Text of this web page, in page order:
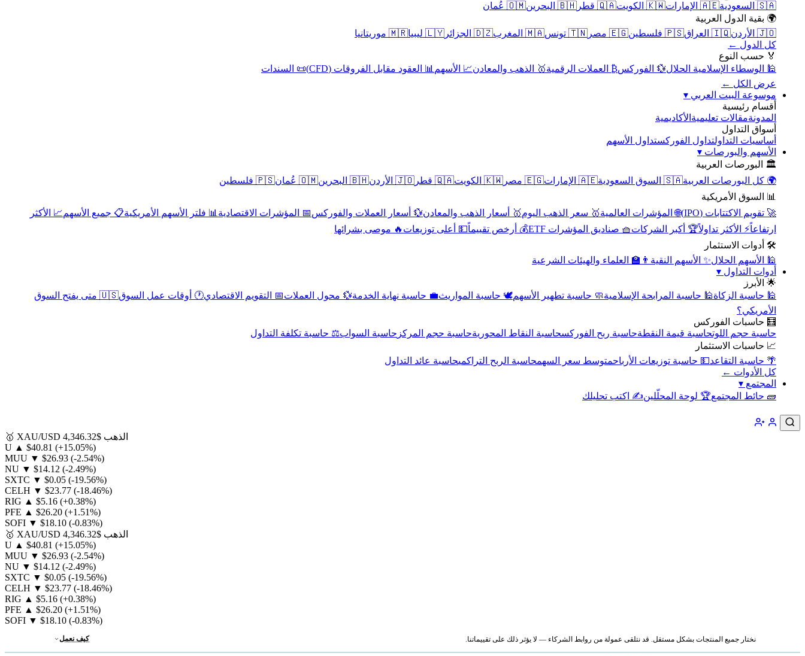
🇸🇦 السعودية
🇦🇪 الإمارات 🇰🇼 الكويت 🇶🇦 قطر 🇧🇭 البحرين
🇴🇲 عُمان
🌍 بقية الدول العربية
🇯🇴 الأردن
🇮🇶 العراق 🇵🇸 فلسطين 🇪🇬 مصر 🇹🇳 تونس 🇲🇦 المغرب 🇩🇿 الجزائر 🇱🇾 ليبيا
🇲🇷 موريتانيا
كل الدول ←
🏅 حسب النوع
🕌 الوسطاء الإسلامية الحلال💱 الفوركس₿ العملات الرقمية🥇 الذهب والمعادن📈 الأسهم 📊 العقود مقابل الفروقات (CFD)
📜 السندات
عرض الكل ←
موسوعة البيت العربي ▾
أقسام رئيسية
المدونةمقالات تعليمية الأكاديمية
أسواق التداول
أساسيات التداولتداول الفوركستداول الأسهم
الأسهم والبورصات ▾
🏛️ البورصات العربية
🌍 كل البورصات العربية🇸🇦 السوق السعودية 🇦🇪 الإمارات 🇪🇬 مصر 🇰🇼 الكويت 🇶🇦 قطر 🇯🇴 الأردن 🇧🇭 البحرين 🇴🇲 عُمان
🇵🇸 فلسطين
📊 السوق الأمريكية
🚀 تقويم الاكتتابات (IPO)
🌐 المؤشرات العالمية🥇 سعر الذهب اليوم🥇 أسعار الذهب والمعادن💱 أسعار العملات والفوركس📅 المؤشرات الاقتصادية 📊 فلتر الأسهم الأمريكية📋 جميع الأسهم📈 الأكثر
ارتفاعاً⚡ الأكثر تداولاً🏆 أكبر الشركات🧺 صناديق المؤشرات ETF 💰 أرخص تقييماً💵 أعلى توزيعات 🔥 موصى بشرائها
🛠️ أدوات الاستثمار
🕌 الأسهم الحلال✨ الأسهم النقية 👨‍🏫 العلماء والهيئات الشرعية
أدوات التداول ▾
🌟 الأبرز
🕌 حاسبة الزكاة🕌 حاسبة المرابحة الإسلامية🧼 حاسبة تطهير الأسهم🕊️ حاسبة المواريث💼 حاسبة نهاية الخدمة💱 محول العملات📅 التقويم الاقتصادي🕐 أوقات عمل السوق
🇺🇸 متى يفتح السوق
الأمريكي؟
🧮 حاسبات الفوركس
حاسبة حجم اللوتحاسبة قيمة النقطةحاسبة ربح الفوركسحاسبة النقاط المحوريةحاسبة حجم المركز حاسبة السواب⚖️ حاسبة تكلفة التداول
📈 حاسبات الاستثمار
🌴 حاسبة التقاعد💵 حاسبة توزيعات الأرباحمتوسط سعر السهمحاسبة الربح التراكميحاسبة عائد التداول
كل الأدوات ←
المجتمع ▾
🧱 حائط المجتمع🏆 لوحة المحلّلين✍️ اكتب تحليلك
🥇 XAU/USD الذهب $4,346.32
U ▲ $40.81 (+15.05%)
MUU ▼ $26.93 (-2.54%)
NU ▼ $14.12 (-2.49%)
SXTC ▼ $0.05 (-19.56%)
CELH ▼ $23.77 (-18.46%)
RIG ▲ $5.16 (+0.38%)
PFE ▲ $26.20 (+1.51%)
SOFI ▼ $18.10 (-0.83%)
🥇 XAU/USD الذهب $4,346.32
U ▲ $40.81 (+15.05%)
MUU ▼ $26.93 (-2.54%)
NU ▼ $14.12 (-2.49%)
SXTC ▼ $0.05 (-19.56%)
CELH ▼ $23.77 (-18.46%)
RIG ▲ $5.16 (+0.38%)
PFE ▲ $26.20 (+1.51%)
SOFI ▼ $18.10 (-0.83%)
نختار جميع المنتجات بشكل مستقل. قد نتلقى عمولة من روابط الشركاء — لا يؤثر ذلك على تقييماتنا. كيف نعمل